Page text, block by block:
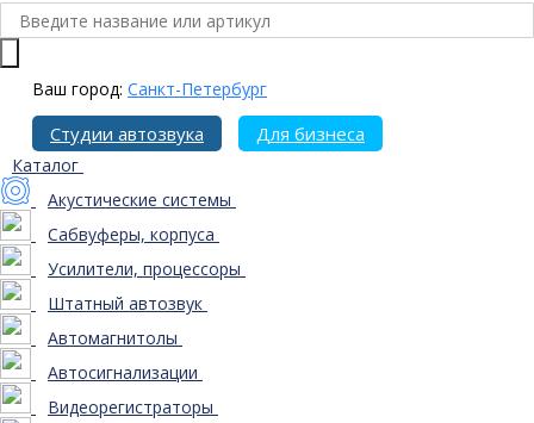
Ваш город: Санкт-Петербург
Студии автозвука Для бизнеса
Каталог
Акустические системы
Сабвуферы, корпуса
Усилители, процессоры
Штатный автозвук
Автомагнитолы
Автосигнализации
Видеорегистраторы